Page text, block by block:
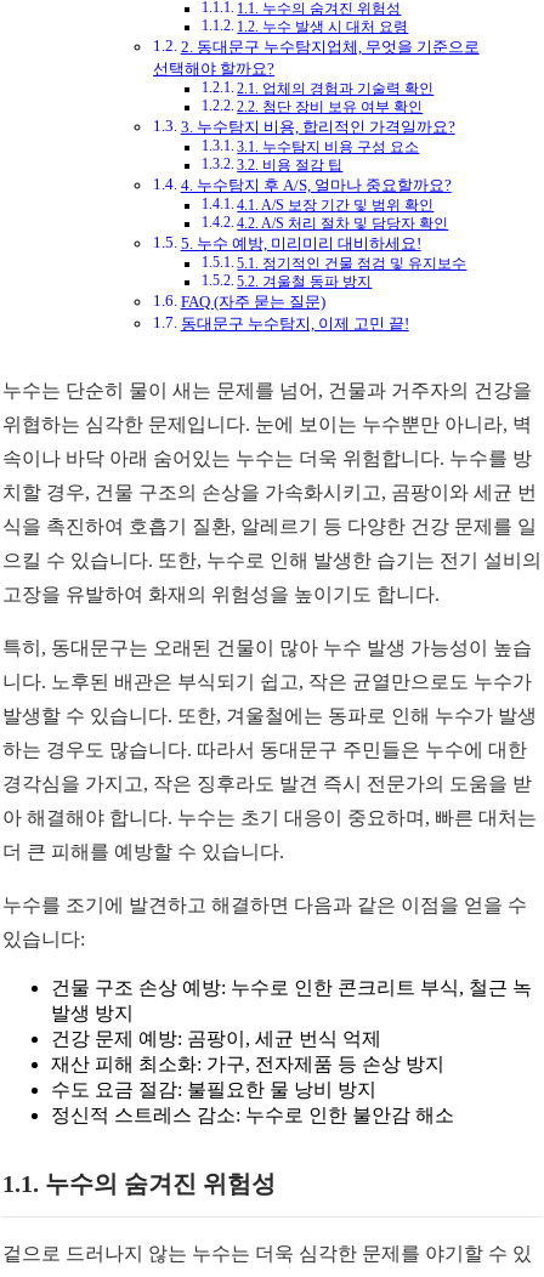
1.1. 누수의 숨겨진 위험성
1.2. 누수 발생 시 대처 요령
2. 동대문구 누수탐지업체, 무엇을 기준으로
선택해야 할까요?
2.1. 업체의 경험과 기술력 확인
2.2. 첨단 장비 보유 여부 확인
3. 누수탐지 비용, 합리적인 가격일까요?
3.1. 누수탐지 비용 구성 요소
3.2. 비용 절감 팁
4. 누수탐지 후 A/S, 얼마나 중요할까요?
4.1. A/S 보장 기간 및 범위 확인
4.2. A/S 처리 절차 및 담당자 확인
5. 누수 예방, 미리미리 대비하세요!
5.1. 정기적인 건물 점검 및 유지보수
5.2. 겨울철 동파 방지
FAQ (자주 묻는 질문)
동대문구 누수탐지, 이제 고민 끝!
누수는 단순히 물이 새는 문제를 넘어, 건물과 거주자의 건강을
위협하는 심각한 문제입니다. 눈에 보이는 누수뿐만 아니라, 벽
속이나 바닥 아래 숨어있는 누수는 더욱 위험합니다. 누수를 방
치할 경우, 건물 구조의 손상을 가속화시키고, 곰팡이와 세균 번
식을 촉진하여 호흡기 질환, 알레르기 등 다양한 건강 문제를 일
으킬 수 있습니다. 또한, 누수로 인해 발생한 습기는 전기 설비의
고장을 유발하여 화재의 위험성을 높이기도 합니다.
특히, 동대문구는 오래된 건물이 많아 누수 발생 가능성이 높습
니다. 노후된 배관은 부식되기 쉽고, 작은 균열만으로도 누수가
발생할 수 있습니다. 또한, 겨울철에는 동파로 인해 누수가 발생
하는 경우도 많습니다. 따라서 동대문구 주민들은 누수에 대한
경각심을 가지고, 작은 징후라도 발견 즉시 전문가의 도움을 받
아 해결해야 합니다. 누수는 초기 대응이 중요하며, 빠른 대처는
더 큰 피해를 예방할 수 있습니다.
누수를 조기에 발견하고 해결하면 다음과 같은 이점을 얻을 수
있습니다:
건물 구조 손상 예방: 누수로 인한 콘크리트 부식, 철근 녹
발생 방지
건강 문제 예방: 곰팡이, 세균 번식 억제
재산 피해 최소화: 가구, 전자제품 등 손상 방지
수도 요금 절감: 불필요한 물 낭비 방지
정신적 스트레스 감소: 누수로 인한 불안감 해소
1.1. 누수의 숨겨진 위험성
겉으로 드러나지 않는 누수는 더욱 심각한 문제를 야기할 수 있